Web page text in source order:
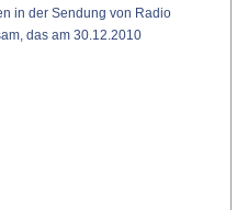
in der Sendung von Radio
das am 30.12.2010